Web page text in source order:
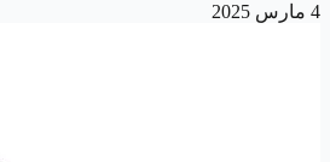
4 مارس 2025